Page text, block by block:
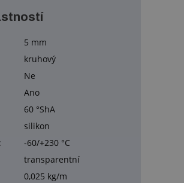
5 mm
kruhový
Ne
Ano
60 °ShA
silikon
-60/+230 °C
transparentní
0,025 kg/m